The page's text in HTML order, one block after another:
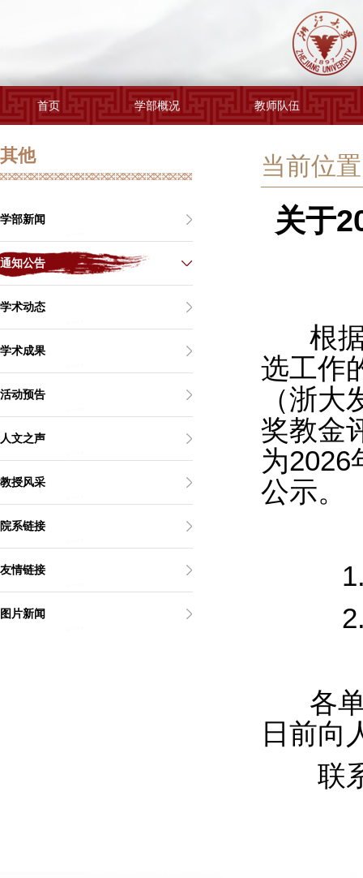
首页 学部概况 教师队伍
其他
学部新闻
通知公告
学术动态
学术成果
活动预告
人文之声
教授风采
院系链接
友情链接
图片新闻
当前位
关于
根据
选工作
（浙
奖教金
为2026
公示。
各单
日前向
联系